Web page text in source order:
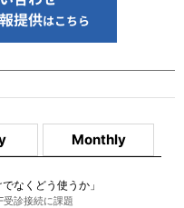
Monthly
なくどう使うか」
受診接続に課題